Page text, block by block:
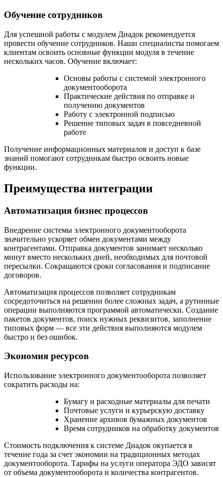
Обучение сотрудников
Для успешной работы с модулем Диадок рекомендуется
провести обучение сотрудников. Наши специалисты помогаем
клиентам освоить основные функции модуля в течение
нескольких часов. Обучение включает:
Основы работы с системой электронного
документооборота
Практические действия по отправке и
получению документов
Работу с электронной подписью
Решение типовых задач в повседневной
работе
Получение информационных материалов и доступ к базе
знаний помогают сотрудникам быстро освоить новые
функции.
Преимущества интеграции
Автоматизация бизнес процессов
Внедрение системы электронного документооборота
значительно ускоряет обмен документами между
контрагентами. Отправка документов занимает несколько
минут вместо нескольких дней, необходимых для почтовой
пересылки. Сокращаются сроки согласования и подписание
договоров.
Автоматизация процессов позволяет сотрудникам
сосредоточиться на решении более сложных задач, а рутинные
операции выполняются программой автоматически. Создание
пакетов документов, поиск нужных реквизитов, заполнение
типовых форм — все эти действия выполняются модулем
быстро и без ошибок.
Экономия ресурсов
Использование электронного документооборота позволяет
сократить расходы на:
Бумагу и расходные материалы для печати
Почтовые услуги и курьерскую доставку
Хранение архивов бумажных документов
Время сотрудников на обработку документов
Стоимость подключения к системе Диадок окупается в
течение года за счет экономии на традиционных методах
документооборота. Тарифы на услуги оператора ЭДО зависят
от объема документооборота и количества контрагентов.